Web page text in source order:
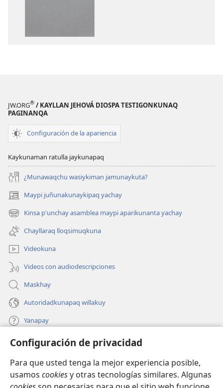
Configuración de privacidad
Para que usted tenga la mejor experiencia posible,
usamos cookiesy otras tecnologías similares. Algunas
JW.ORG® / KAYLLAN JEHOVÁ DIOSPA TESTIGONKUNAQ
PAGINANQA
Configuración de la apariencia
Kaykunaman ratulla jaykunapaq
¿Munawaqchu wasiykiman jamunaykuta?
Maypi juñunakunaykipaq yachay
(abre
una
nueva
ventana)
Kinsa p'unchay asamblea maypi aparikunanta yachay
(abre
una
nueva
ventana)
Chayllaraq lloqsimuqkuna
Videokuna
Videos con audiodescripciones
Maskhay
Autoridadkunapaq willakuy
Yanapay
Donacionta churanapaq
una
nueva
ventana)
INTERNETPI QELQANCHISKUNA Watchtower™
(abre